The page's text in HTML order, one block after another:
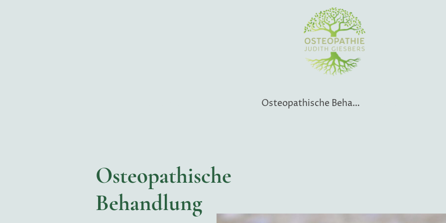
Osteopathische Behandlung
Osteopathische
Behandlung